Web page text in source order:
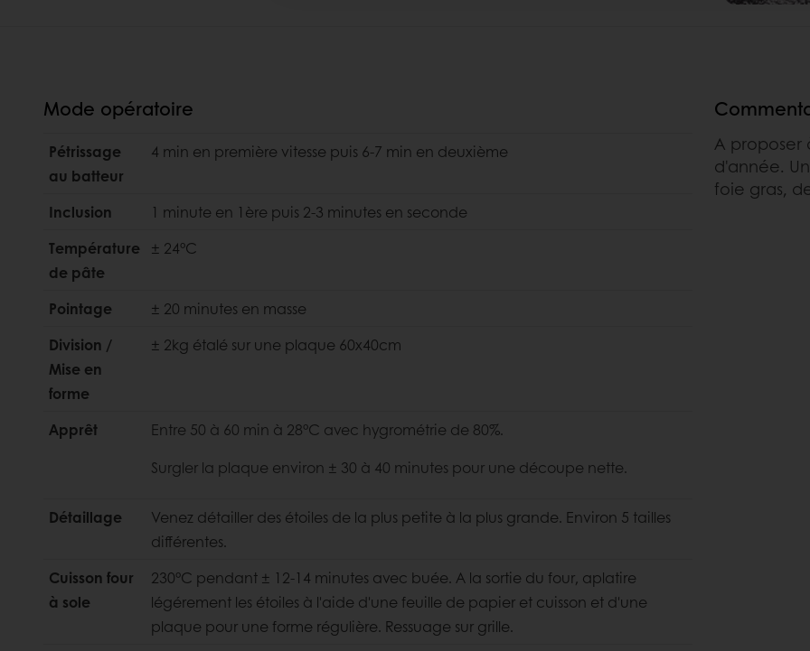
Mode opératoire
Pétrissage
au batteur
4 min en première vitesse puis 6-7 min en deuxième
Inclusion
1 minute en 1ère puis 2-3 minutes en seconde
Température
de pâte
± 24°C
Pointage
± 20 minutes en masse
Division /
Mise en
forme
± 2kg étalé sur une plaque 60x40cm
Apprêt
Entre 50 à 60 min à 28°C avec hygrométrie de 80%.
Surgler la plaque environ ± 30 à 40 minutes pour une découpe nette.
Détaillage
Venez détailler des étoiles de la plus petite à la plus grande. Environ 5 tailles
différentes.
Cuisson four
à sole
230°C pendant ± 12-14 minutes avec buée. A la sortie du four, aplatire
légérement les étoiles à l'aide d'une feuille de papier et cuisson et d'une
plaque pour une forme régulière. Ressuage sur grille.
A proposer
d'année.
foie gras,